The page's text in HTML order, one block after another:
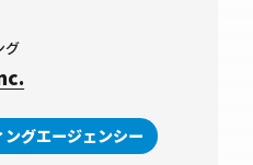
グ
ングエージェンシー